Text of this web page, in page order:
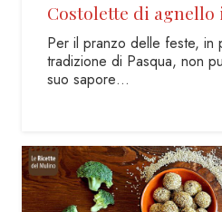
Costolette di agnello
Per il pranzo delle feste, in
tradizione di Pasqua, non
suo sapore…